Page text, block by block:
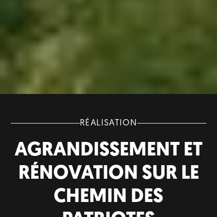
RÉALISATION
AGRANDISSEMENT ET
RÉNOVATION SUR LE
CHEMIN DES